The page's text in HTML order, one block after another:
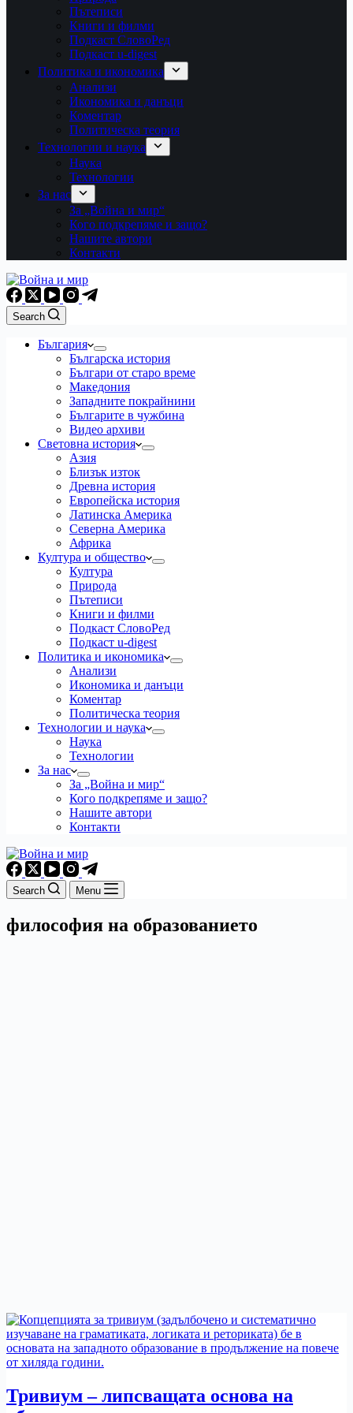
Пътеписи
Книги и филми
Подкаст СловоРед
Подкаст u-digest
Политика и икономика
Анализи
Икономика и данъци
Коментар
Политическа теория
Технологии и наука
Наука
Технологии
За нас
За „Война и мир“
Кого подкрепяме и защо?
Нашите автори
Контакти
Search
България
Българска история
Българи от старо време
Македония
Западните покрайнини
Българите в чужбина
Видео архиви
Световна история
Азия
Близък изток
Древна история
Европейска история
Латинска Америка
Северна Америка
Африка
Култура и общество
Култура
Природа
Пътеписи
Книги и филми
Подкаст СловоРед
Подкаст u-digest
Политика и икономика
Анализи
Икономика и данъци
Коментар
Политическа теория
Технологии и наука
Наука
Технологии
За нас
За „Война и мир“
Кого подкрепяме и защо?
Нашите автори
Контакти
Search Menu
философия на образованието
Тривиум – липсващата основа на